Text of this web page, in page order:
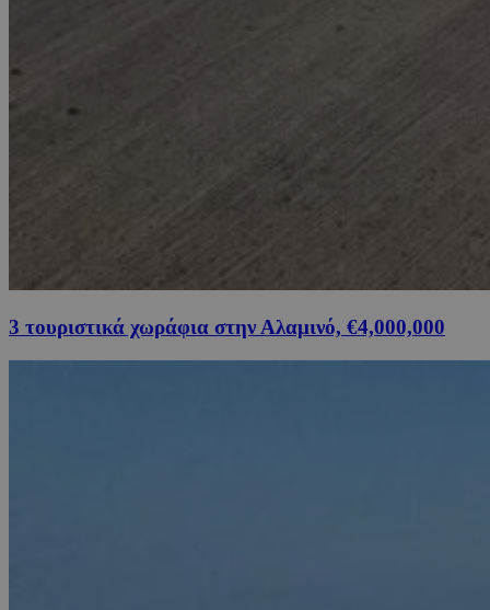
3 τουριστικά χωράφια στην Αλαμινό, €4,000,000